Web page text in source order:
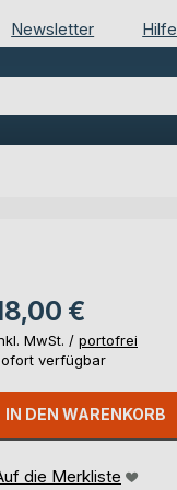
Newsletter Hilfe
€
MwSt. / portofrei
verfügbar
IN DEN WARENKORB
die Merkliste